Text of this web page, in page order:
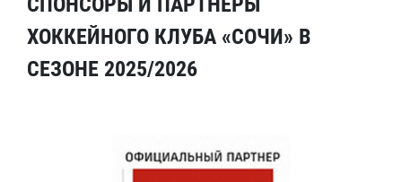
ХОККЕЙНОГО КЛУБА «СОЧИ» В
СЕЗОНЕ 2025/2026